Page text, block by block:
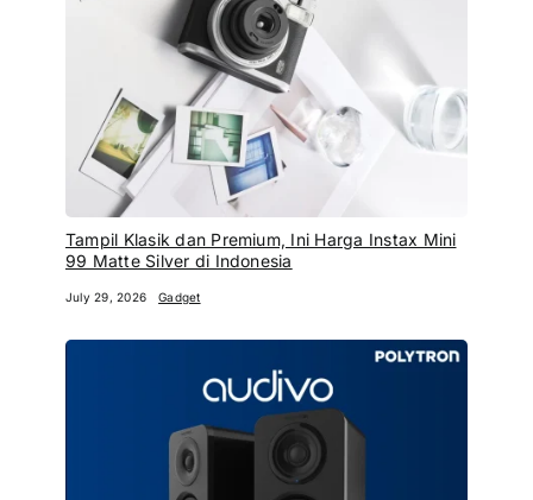
Tampil Klasik dan Premium, Ini Harga Instax Mini
99 Matte Silver di Indonesia
July 29, 2026 Gadget